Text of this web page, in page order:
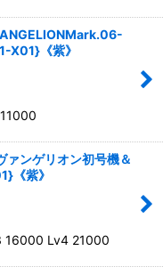
X01}《紫》
ンゲリオン初号機＆
《紫》
16000 Lv4 21000